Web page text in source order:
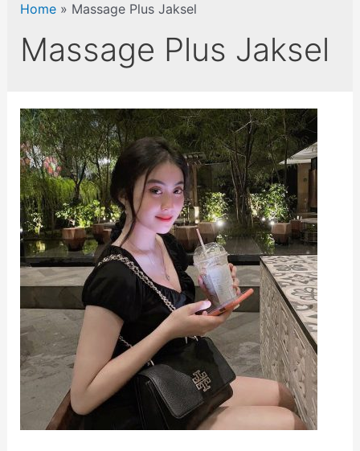
Home» Massage Plus Jaksel
Massage Plus Jaksel